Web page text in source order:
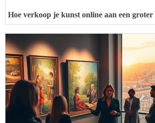
Hoe verkoop je kunst online aan een